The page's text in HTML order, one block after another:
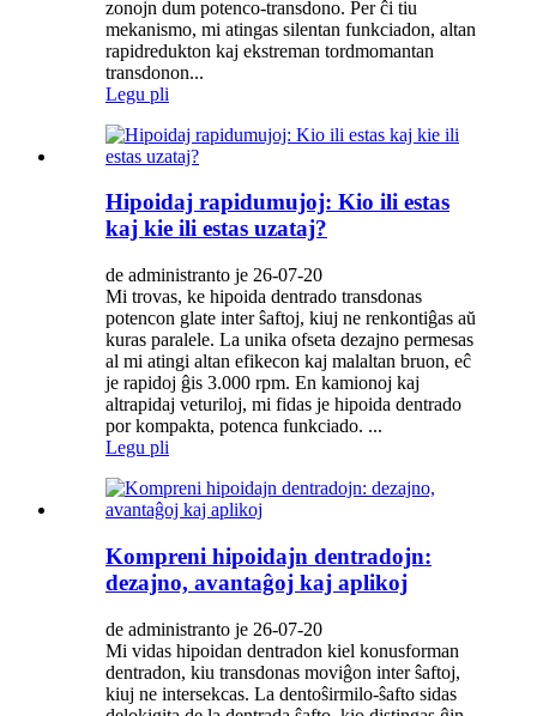
zonojn dum potenco-transdono. Per ĉi tiu
mekanismo, mi atingas silentan funkciadon, altan
rapidredukton kaj ekstreman tordmomantan
transdonon...
Legu pli
Hipoidaj rapidumujoj: Kio ili estas
kaj kie ili estas uzataj?
de administranto je 26-07-20
Mi trovas, ke hipoida dentrado transdonas
potencon glate inter ŝaftoj, kiuj ne renkontiĝas aŭ
kuras paralele. La unika ofseta dezajno permesas
al mi atingi altan efikecon kaj malaltan bruon, eĉ
je rapidoj ĝis 3.000 rpm. En kamionoj kaj
altrapidaj veturiloj, mi fidas je hipoida dentrado
por kompakta, potenca funkciado. ...
Legu pli
Kompreni hipoidajn dentradojn:
dezajno, avantaĝoj kaj aplikoj
de administranto je 26-07-20
Mi vidas hipoidan dentradon kiel konusforman
dentradon, kiu transdonas moviĝon inter ŝaftoj,
kiuj ne intersekcas. La dentoŝirmilo-ŝafto sidas